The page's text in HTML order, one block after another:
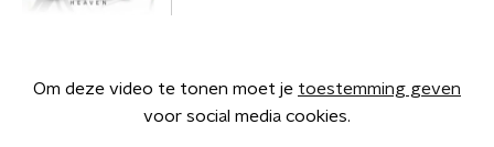
Om deze video te tonen moet je toestemming geven
voor social media cookies.